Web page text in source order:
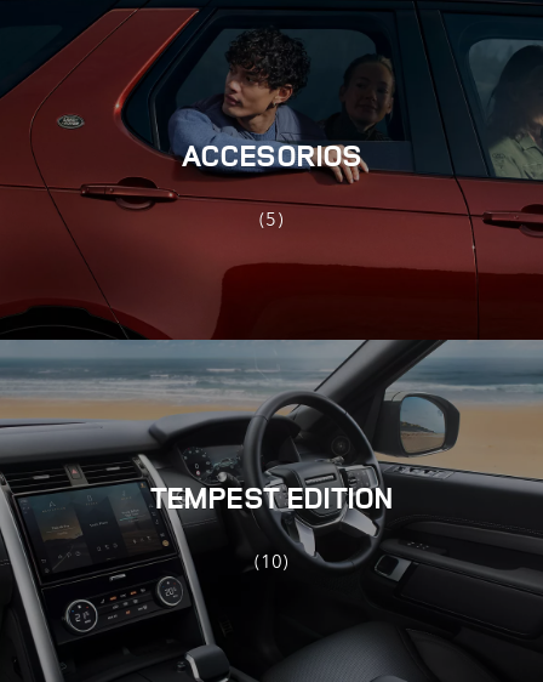
ACCESORIOS
(5)
TEMPEST EDITION
(10)